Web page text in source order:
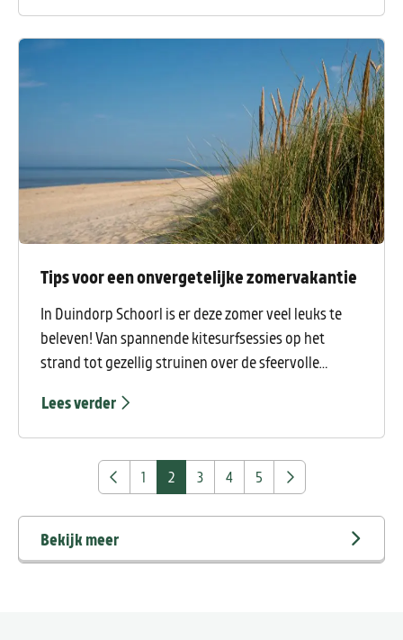
Duindorp Schoorl onvergetelijk te maken!
Tips voor een onvergetelijke zomervakantie
In Duindorp Schoorl is er deze zomer veel leuks te
beleven! Van spannende kitesurfsessies op het
strand tot gezellig struinen over de sfeervolle
kans niet om met de kids een onvergetelijke zomer
vol plezier en ontdekkingen te beleven in Duindorp
Lees verder
1 2 3 4 5
Bekijk meer